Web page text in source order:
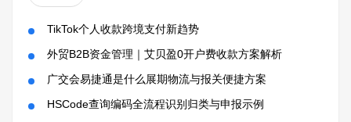
TikTok个人收款跨境支付新趋势
外贸B2B资金管理｜艾贝盈0开户费收款方案解析
广交会易捷通是什么展期物流与报关便捷方案
HSCode查询编码全流程识别归类与申报示例